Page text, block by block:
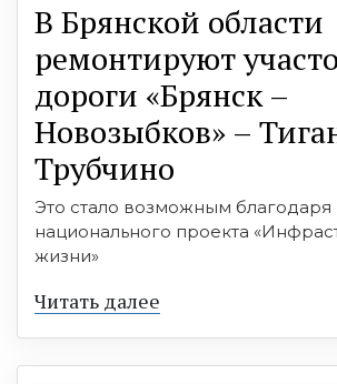
В Брянской области
ремонтируют
дороги «Брянск –
Новозыбков» –
Трубчино
Это стало возможным благодаря
национального проекта
жизни»
Читать далее